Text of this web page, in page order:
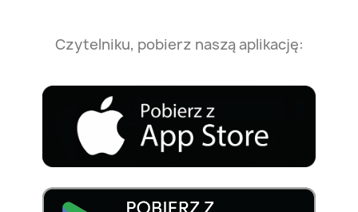
Czytelniku, pobierz naszą aplikację: